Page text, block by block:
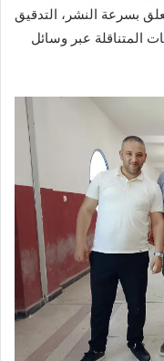
بسرعة النشر، التدقيق
المتناقلة عبر وسائل